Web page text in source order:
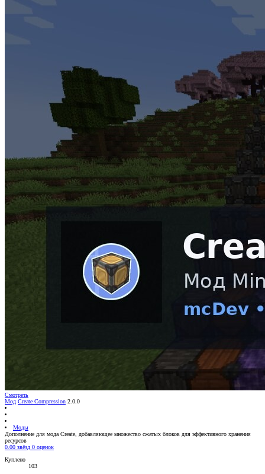
Смотреть
Мод Create Compression 2.0.0
Моды
Дополнение для мода Create, добавляющее множество сжатых блоков для эффективного хранения
ресурсов
0.00 звёзд 0 оценок
Куплено
103